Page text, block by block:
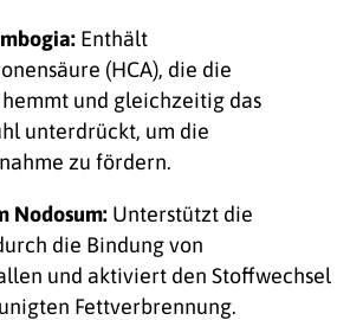
Enthält
(HCA), die die
und gleichzeitig das
unterdrückt, um die
zu fördern.
Nodosum: Unterstützt die
die Bindung von
und aktiviert den Stoffwechsel
Fettverbrennung.